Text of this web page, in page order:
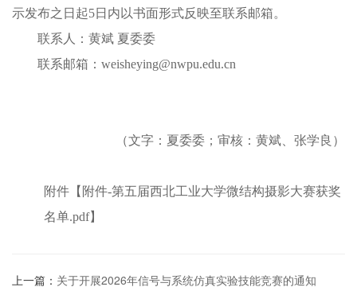
示发布之日起5日内以书面形式反映至联系邮箱。
联系人：黄斌 夏委委
联系邮箱：weisheying@nwpu.edu.cn
（文字：夏委委；审核：黄斌、张学良）
附件【 附件-第五届西北工业大学微结构摄影大赛获奖
名单.pdf】
上一篇： 关于开展2026年信号与系统仿真实验技能竞赛的通知